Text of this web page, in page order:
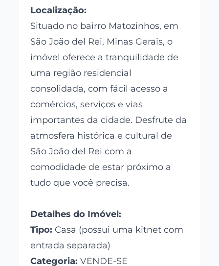
Localização:
Situado no bairro Matozinhos, em
São João del Rei, Minas Gerais, o
imóvel oferece a tranquilidade de
uma região residencial
consolidada, com fácil acesso a
comércios, serviços e vias
importantes da cidade. Desfrute da
atmosfera histórica e cultural de
São João del Rei com a
comodidade de estar próximo a
tudo que você precisa.
Detalhes do Imóvel:
Tipo: Casa (possui uma kitnet com
entrada separada)
Categoria: VENDE-SE